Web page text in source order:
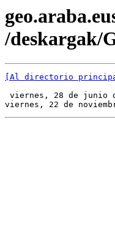
/deskargak/
[Al directorio
viernes, 28 de
viernes, 22 de